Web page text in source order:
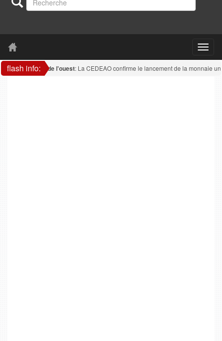
flash info:
Afrique de l'ouest: La CEDEAO confirme le lancement de la monnaie